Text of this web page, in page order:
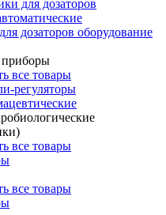
для дозаторов
дозаторов оборудование
приборы
все товары
регуляторы
все товары
все товары